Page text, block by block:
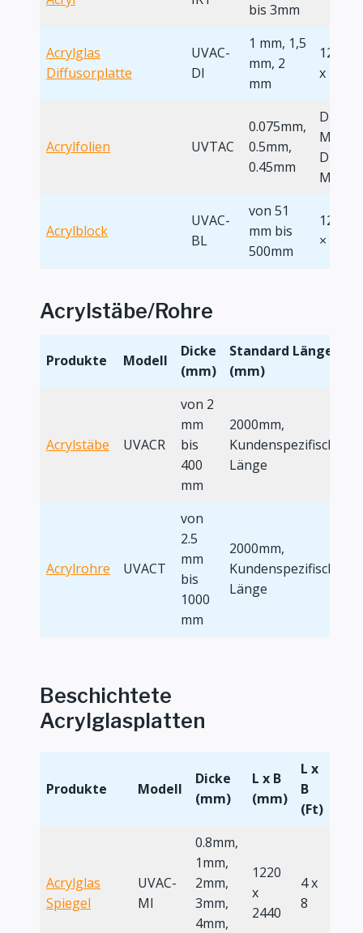
bis 3mm
Acrylglas
Diffusorplatte
UVAC-
DI
1 mm, 1,5
mm, 2
mm
1220 x
x 2440
Acrylfolien UVTAC
0.075mm,
0.5mm,
0.45mm
Die
Meter
Die
Meter
Acrylblock
UVAC-
BL
von 51
mm bis
500mm
1220
× 2000
Acrylstäbe/Rohre
Produkte Modell
Dicke
(mm)
Standard Länge
(mm)
Acrylstäbe UVACR
von 2
mm
bis
400
mm
2000mm,
Kundenspezifische
Länge
Acrylrohre UVACT
von
2.5
mm
bis
1000
mm
2000mm,
Kundenspezifische
Länge
Beschichtete
Acrylglasplatten
Produkte Modell
Dicke
(mm)
L x B
(mm)
L x
B
(Ft)
Acrylglas
Spiegel
UVAC-
MI
0.8mm,
1mm,
2mm,
3mm,
4mm,
1220
x
2440
4 x
8